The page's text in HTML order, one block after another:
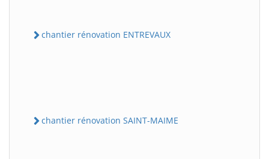
chantier rénovation ENTREVAUX
chantier rénovation SAINT-MAIME